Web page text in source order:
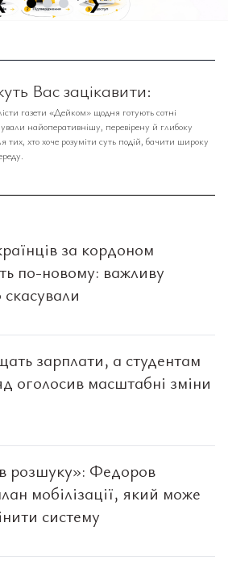
Вас зацікавити:
газети «Дейком» щодня готують сотні
найоперативнішу, перевірену й глибоку
хто хоче розуміти суть подій, бачити широку
за кордоном
по-новому: важливу
зарплати, а студентам
оголосив масштабні зміни
розшуку»: Федоров
мобілізації, який може
систему